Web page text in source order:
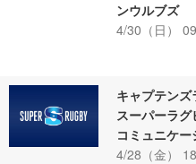
ンウルブズ
4/30（日）
キャプテンズ
スーパーラ
コミュニケ
4/28（金）